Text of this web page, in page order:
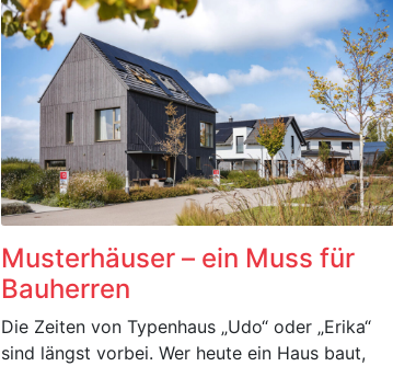
Musterhäuser – ein Muss für
Bauherren
Die Zeiten von Typenhaus „Udo“ oder „Erika“
sind längst vorbei. Wer heute ein Haus baut,